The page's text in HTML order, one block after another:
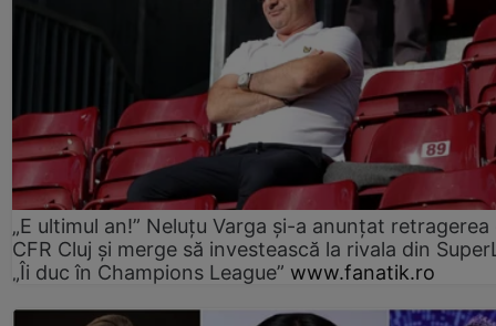
„E ultimul an!” Neluțu Varga și-a anunțat retragerea
CFR Cluj și merge să investească la rivala din
„Îi duc în Champions League” www.fanatik.ro